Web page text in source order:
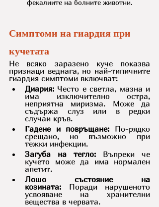
фекалиите на болните животни.
Симптоми на гиардия при
кучетата
Не всяко заразено куче показва
признаци веднага, но най-типичните
гиардия симптоми включват:
Диария: Често е светла, мазна и
има изключително остра,
неприятна миризма. Може да
съдържа слуз или в редки
случаи кръв.
Гадене и повръщане: По-рядко
срещано, но възможно при
тежки инфекции.
Загуба на тегло: Въпреки че
кучето може да има нормален
апетит.
Лошо състояние на
козината: Поради нарушеното
усвояване на хранителни
вещества в червата.